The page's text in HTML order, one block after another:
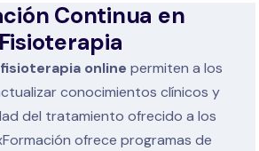
Continua en
Fisioterapia
online permiten a los
conocimientos clínicos y
del tratamiento ofrecido a los
ofrece programas de